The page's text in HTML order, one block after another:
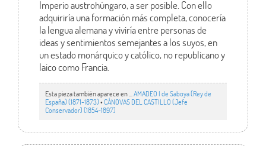
Imperio austrohúngaro, a ser posible. Con ello
adquiriría una formación más completa, conocería
la lengua alemana y viviría entre personas de
ideas y sentimientos semejantes a los suyos, en
un estado monárquico y católico, no republicano y
laico como Francia.
Esta pieza también aparece en ... AMADEO I de Saboya (Rey de
España) (1871-1873)•CÁNOVAS DEL CASTILLO (Jefe
Conservador) (1854-1897)